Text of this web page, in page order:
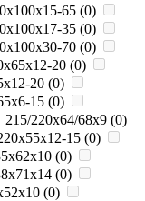
65 (0)
35 (0)
70 (0)
20 (0)
20 (0)
15 (0)
215/220х64/68х9 (0)
15 (0)
(0)
(0)
(0)